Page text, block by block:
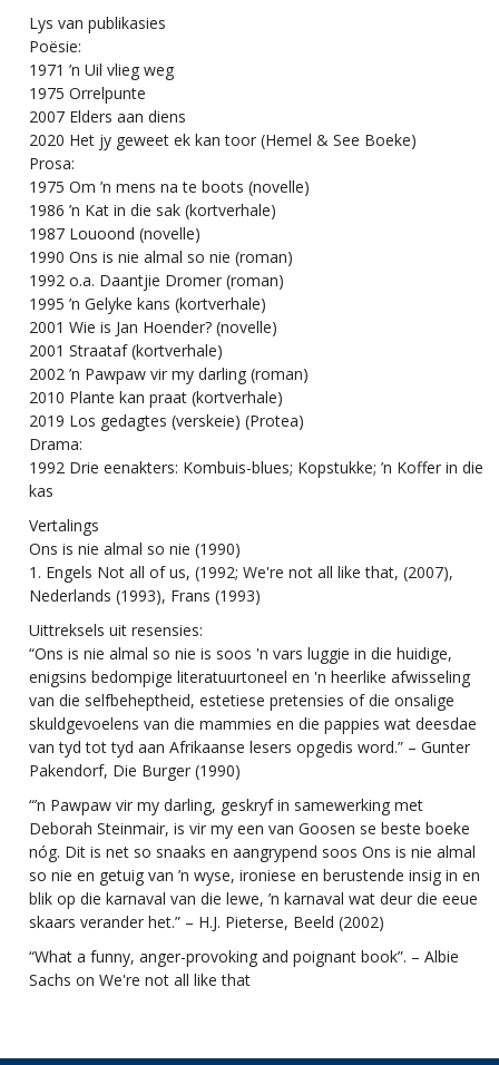
Lys van publikasies
Poësie:
1971 ’n Uil vlieg weg
1975 Orrelpunte
2007 Elders aan diens
2020 Het jy geweet ek kan toor (Hemel & See Boeke)
Prosa:
1975 Om ’n mens na te boots (novelle)
1986 ’n Kat in die sak (kortverhale)
1987 Louoond (novelle)
1990 Ons is nie almal so nie (roman)
1992 o.a. Daantjie Dromer (roman)
1995 ’n Gelyke kans (kortverhale)
2001 Wie is Jan Hoender? (novelle)
2001 Straataf (kortverhale)
2002 ’n Pawpaw vir my darling (roman)
2010 Plante kan praat (kortverhale)
2019 Los gedagtes (verskeie) (Protea)
Drama:
1992 Drie eenakters: Kombuis-blues; Kopstukke; ’n Koffer in die
kas
Vertalings
Ons is nie almal so nie (1990)
1. Engels Not all of us, (1992; We're not all like that, (2007),
Nederlands (1993), Frans (1993)
Uittreksels uit resensies:
“Ons is nie almal so nie is soos 'n vars luggie in die huidige,
enigsins bedompige literatuurtoneel en 'n heerlike afwisseling
van die selfbeheptheid, estetiese pretensies of die onsalige
skuldgevoelens van die mammies en die pappies wat deesdae
van tyd tot tyd aan Afrikaanse lesers opgedis word.” – Gunter
Pakendorf, Die Burger (1990)
“’n Pawpaw vir my darling, geskryf in samewerking met
Deborah Steinmair, is vir my een van Goosen se beste boeke
nóg. Dit is net so snaaks en aangrypend soos Ons is nie almal
so nie en getuig van ’n wyse, ironiese en berustende insig in en
blik op die karnaval van die lewe, ’n karnaval wat deur die eeue
skaars verander het.” – H.J. Pieterse, Beeld (2002)
“What a funny, anger-provoking and poignant book”. – Albie
Sachs on We're not all like that